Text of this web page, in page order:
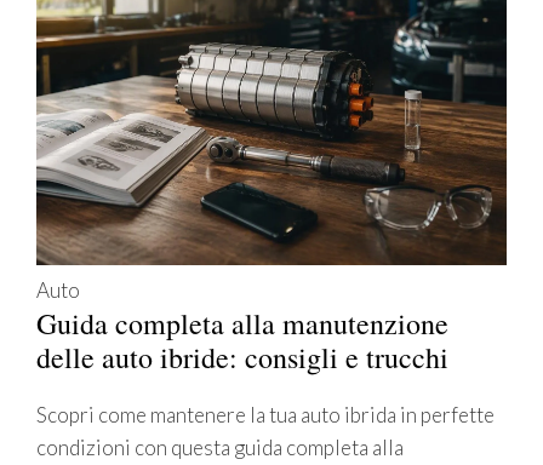
Auto
Guida completa alla manutenzione
delle auto ibride: consigli e trucchi
Scopri come mantenere la tua auto ibrida in perfette
condizioni con questa guida completa alla